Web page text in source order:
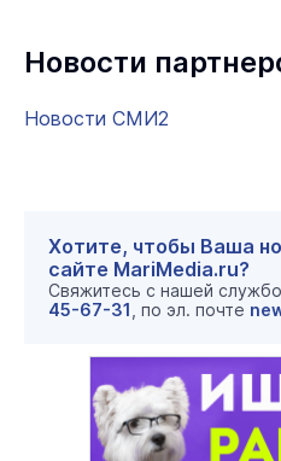
Новости
Новости СМИ2
Хотите, чтобы Ваша
сайте MariMedia.ru?
Свяжитесь с нашей
45-67-31 , по эл. почте